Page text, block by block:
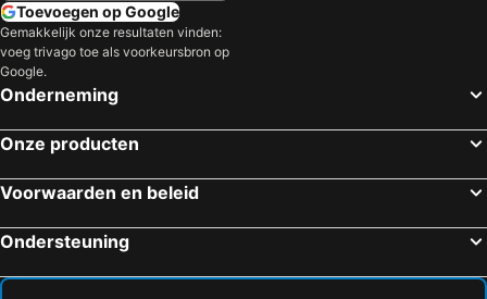
Toevoegen op Google
Gemakkelijk onze resultaten vinden:
voeg trivago toe als voorkeursbron op
Google.
Onderneming
Onze producten
Voorwaarden en beleid
Ondersteuning